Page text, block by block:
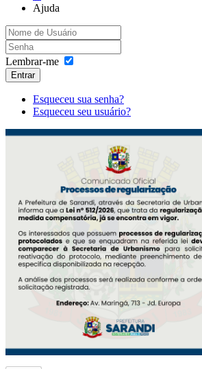
Ajuda
Lembrar-me
Entrar
Esqueceu sua senha?
Esqueceu seu usuário?